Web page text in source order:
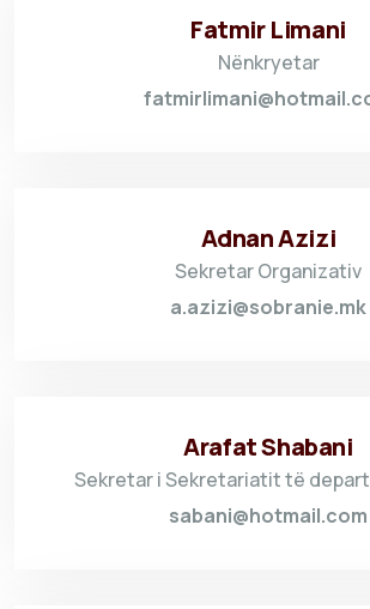
Fatmir Limani
Nënkryetar
Adnan Azizi
Sekretar Organizativ
a.azizi@sobranie.mk
Arafat Shabani
Sekretar i Sekretariatit të
sabani@hotmail.com